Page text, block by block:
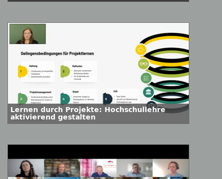
Lernen durch Projekte: Hochschullehre
aktivierend gestalten